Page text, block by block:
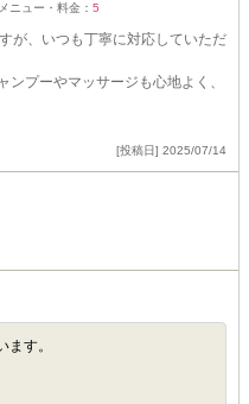
メニュー・料金： 5
が、いつも丁寧に対応していただ
プーやマッサージも心地よく、
[投稿日] 2025/07/14
す。